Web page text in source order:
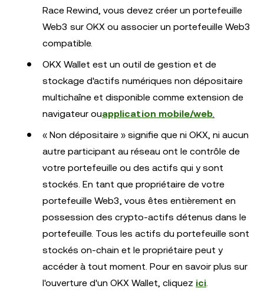
Race Rewind, vous devez créer un portefeuille
Web3 sur OKX ou associer un portefeuille Web3
compatible.
OKX Wallet est un outil de gestion et de
stockage d'actifs numériques non dépositaire
multichaîne et disponible comme extension de
navigateur ouapplication mobile/web.
« Non dépositaire » signifie que ni OKX, ni aucun
autre participant au réseau ont le contrôle de
votre portefeuille ou des actifs qui y sont
stockés. En tant que propriétaire de votre
portefeuille Web3, vous êtes entièrement en
possession des crypto-actifs détenus dans le
portefeuille. Tous les actifs du portefeuille sont
stockés on-chain et le propriétaire peut y
accéder à tout moment. Pour en savoir plus sur
l'ouverture d'un OKX Wallet, cliquez ici.